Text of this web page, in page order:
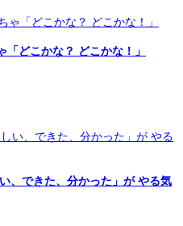
どこかな？ どこかな！」
、できた、分かった」が やる気